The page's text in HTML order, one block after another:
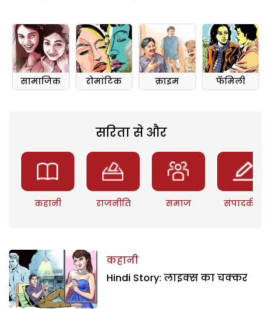
सामाजिक रोमांटिक क्राइम फॅमिली
सरिता से और
कहानी राजनीति समाज संपादकीय
कहानी
Hindi Story: लाइक्स का चक्कर